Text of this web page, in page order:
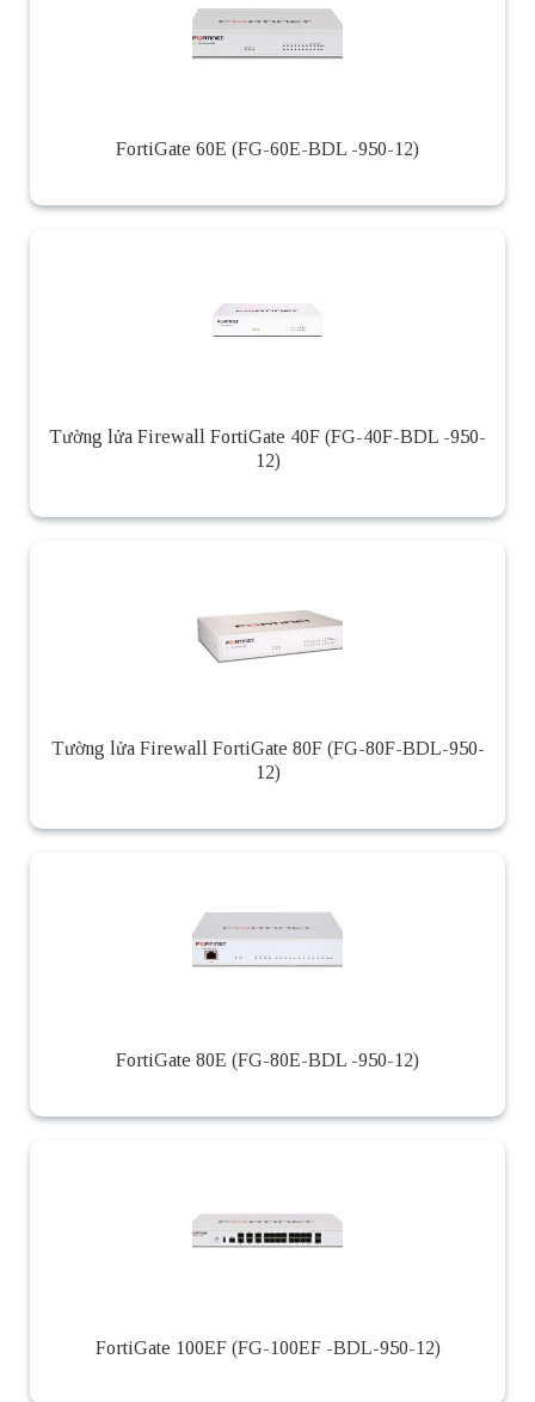
FortiGate 60E (FG-60E-BDL -950-12)
Tường lửa Firewall FortiGate 40F (FG-40F-BDL -950-
12)
Tường lửa Firewall FortiGate 80F (FG-80F-BDL-950-
12)
FortiGate 80E (FG-80E-BDL -950-12)
FortiGate 100EF (FG-100EF -BDL-950-12)